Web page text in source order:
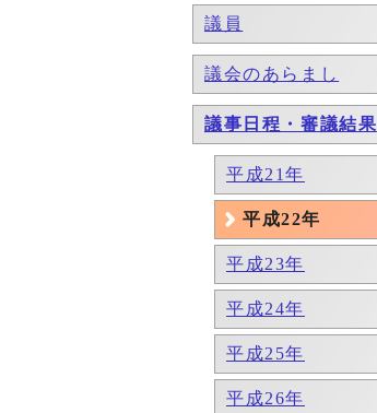
議員
議会のあらまし
議事日程・審議結果
平成21年
平成22年
平成23年
平成24年
平成25年
平成26年